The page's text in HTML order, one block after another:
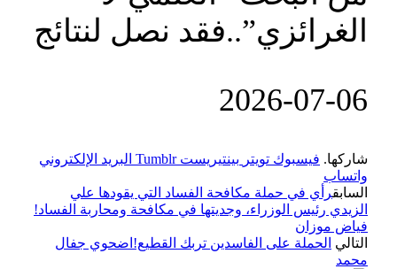
الغرائزي”..فقد نصل لنتائج
‎2026-‎07-‎06
شاركها. فيسبوك تويتر بينتيريست Tumblr البريد الإلكتروني
واتساب
السابقرأي في حملة مكافحة الفساد التي يقودها علي
الزيدي رئيس الوزراء، وجديتها في مكافحة ومحاربة الفساد!
فياض موزان
التالي الحملة على الفاسدين تربك القطيع!اضحوي جفال
محمد